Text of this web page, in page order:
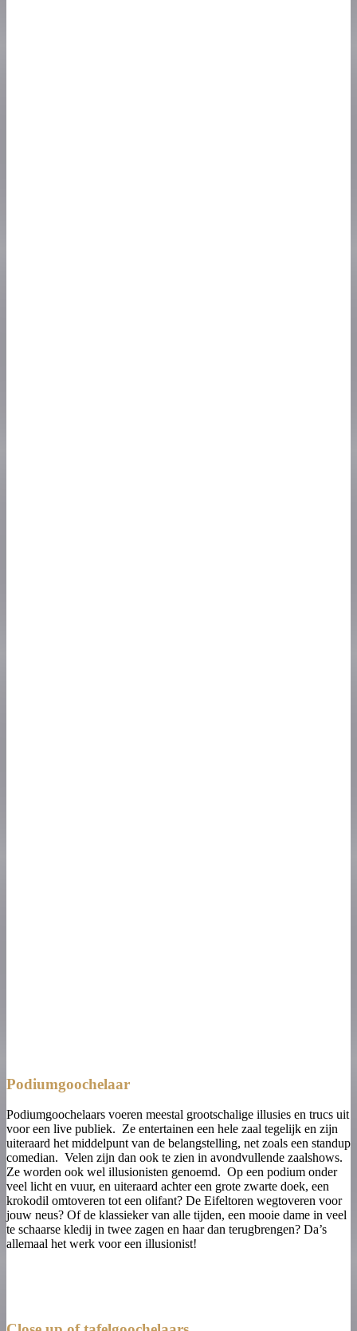
Podiumgoochelaar
Podiumgoochelaars voeren meestal grootschalige illusies en trucs uit
voor een live publiek. Ze entertainen een hele zaal tegelijk en zijn
uiteraard het middelpunt van de belangstelling, net zoals een standup
comedian. Velen zijn dan ook te zien in avondvullende zaalshows.
Ze worden ook wel illusionisten genoemd. Op een podium onder
veel licht en vuur, en uiteraard achter een grote zwarte doek, een
krokodil omtoveren tot een olifant? De Eifeltoren wegtoveren voor
jouw neus? Of de klassieker van alle tijden, een mooie dame in veel
te schaarse kledij in twee zagen en haar dan terugbrengen? Da’s
allemaal het werk voor een illusionist!